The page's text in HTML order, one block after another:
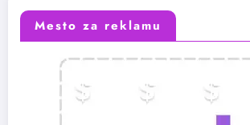
Mesto za reklamu